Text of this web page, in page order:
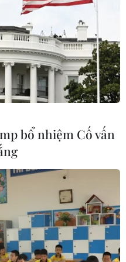
vào
mùa
ở
người
bổ nhiệm Cố vấn